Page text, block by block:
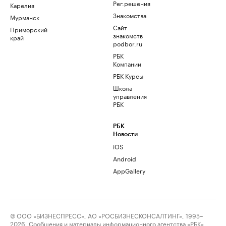
Карелия
Мурманск
Приморский
край
Рег.решения
Знакомства
Сайт
знакомств
podbor.ru
РБК
Компании
РБК Курсы
Школа
управления
РБК
РБК
Новости
iOS
Android
AppGallery
© ООО «БИЗНЕСПРЕСС», АО «РОСБИЗНЕСКОНСАЛТИНГ», 1995–
2026. Сообщения и материалы информационного агентства «РБК»